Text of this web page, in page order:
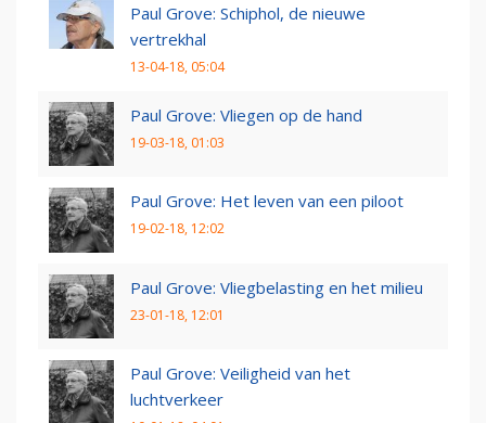
Paul Grove: Schiphol, de nieuwe
vertrekhal
13-04-18, 05:04
Paul Grove: Vliegen op de hand
19-03-18, 01:03
Paul Grove: Het leven van een piloot
19-02-18, 12:02
Paul Grove: Vliegbelasting en het milieu
23-01-18, 12:01
Paul Grove: Veiligheid van het
luchtverkeer